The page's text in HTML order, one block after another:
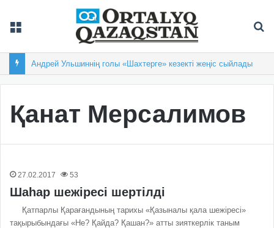
Андрей Ульшиннің голы «Шахтерге» кезекті жеңіс сыйлады
Қанат Мерсалимов
27.02.2017 53
Шаһар шежіресі шертілді
Қатпарлы Қарағандының тари­хы «Қазыналы қала шежіресі»
тақы­рыбындағы «Не? Қайда? Қашан?» атты зияткерлік таным